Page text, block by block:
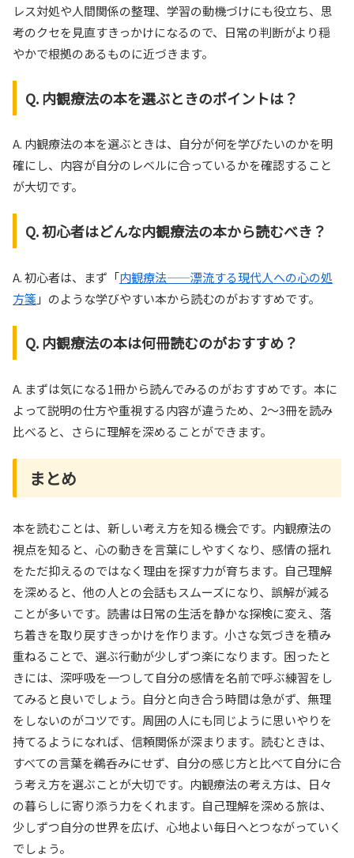
レス対処や人間関係の整理、学習の動機づけにも役立ち、思
考のクセを見直すきっかけになるので、日常の判断がより穏
やかで根拠のあるものに近づきます。
Q. 内観療法の本を選ぶときのポイントは？
A. 内観療法の本を選ぶときは、自分が何を学びたいのかを明
確にし、内容が自分のレベルに合っているかを確認すること
が大切です。
Q. 初心者はどんな内観療法の本から読むべき？
A. 初心者は、まず「内観療法――漂流する現代人への心の処
方箋 」のような学びやすい本から読むのがおすすめです。
Q. 内観療法の本は何冊読むのがおすすめ？
A. まずは気になる1冊から読んでみるのがおすすめです。本に
よって説明の仕方や重視する内容が違うため、2〜3冊を読み
比べると、さらに理解を深めることができます。
まとめ
本を読むことは、新しい考え方を知る機会です。内観療法の
視点を知ると、心の動きを言葉にしやすくなり、感情の揺れ
をただ抑えるのではなく理由を探す力が育ちます。自己理解
を深めると、他の人との会話もスムーズになり、誤解が減る
ことが多いです。読書は日常の生活を静かな探検に変え、落
ち着きを取り戻すきっかけを作ります。小さな気づきを積み
重ねることで、選ぶ行動が少しずつ楽になります。困ったと
きには、深呼吸を一つして自分の感情を名前で呼ぶ練習をし
てみると良いでしょう。自分と向き合う時間は急がず、無理
をしないのがコツです。周囲の人にも同じように思いやりを
持てるようになれば、信頼関係が深まります。読むときは、
すべての言葉を鵜呑みにせず、自分の感じ方と比べて自分に合
う考え方を選ぶことが大切です。内観療法の考え方は、日々
の暮らしに寄り添う力をくれます。自己理解を深める旅は、
少しずつ自分の世界を広げ、心地よい毎日へとつながっていく
でしょう。